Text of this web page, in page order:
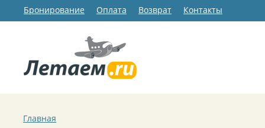
Бронирование Оплата Возврат Контакты
Главная